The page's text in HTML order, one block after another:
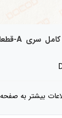
بیشتر به